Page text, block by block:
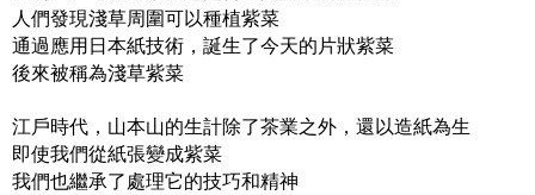
人們發現淺草周圍可以種植紫菜
通過應用日本紙技術，誕生了今天的片狀紫菜
後來被稱為淺草紫菜
江戶時代，山本山的生計除了茶業之外，還以造紙為生
即使我們從紙張變成紫菜
我們也繼承了處理它的技巧和精神